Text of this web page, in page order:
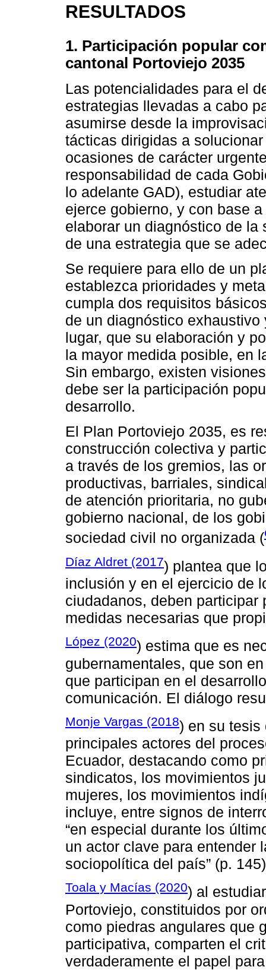
RESULTADOS
1. Participación popular
cantonal Portoviejo 2035
Las potencialidades para el
estrategias llevadas a cabo
asumirse desde la
tácticas dirigidas a
ocasiones de carácter
responsabilidad de cada
lo adelante GAD), estudiar
ejerce gobierno, y con base
elaborar un diagnóstico de
de una estrategia que se
Se requiere para ello de un
establezca prioridades y
cumpla dos requisitos
de un diagnóstico
lugar, que su elaboración y
la mayor medida posible, en
Sin embargo, existen
debe ser la participación
desarrollo.
El Plan Portoviejo 2035, es
construcción colectiva y
a través de los gremios, las
productivas, barriales,
de atención prioritaria, no
gobierno nacional, de los
sociedad civil no organizada (
Díaz Aldret (2017) plantea que
inclusión y en el ejercicio de
ciudadanos, deben
medidas necesarias que
López (2020) estima que es
gubernamentales, que son
que participan en el
comunicación. El diálogo
Monje Vargas (2018) en su tesis
principales actores del
Ecuador, destacando como
sindicatos, los movimientos
mujeres, los movimientos
incluye, entre signos de
“en especial durante los
un actor clave para entender
sociopolítica del país” (p.
Toala y Macías (2020) al
Portoviejo, constituidos por
como piedras angulares que
participativa, comparten el
verdaderamente el papel